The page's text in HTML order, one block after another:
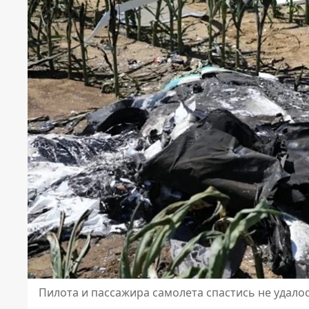
Пилота и пассажира самолета спастись не